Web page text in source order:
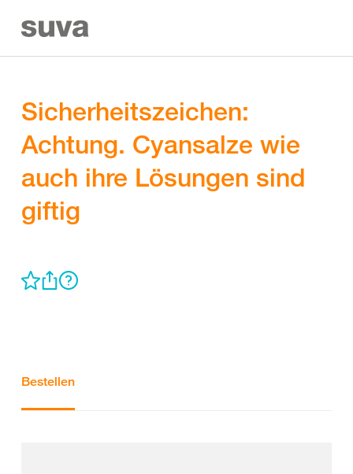
Sicherheitszeichen:
Achtung. Cyansalze wie
auch ihre Lösungen sind
giftig
Bestellen